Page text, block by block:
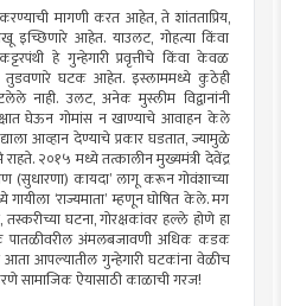
करण्याची मागणी करत आहेत, ते शांतताप्रिय,
इच्छिणारे आहेत. याउलट, गोहत्या किंवा
हे गुन्हेगारी प्रवृत्तीचे किंवा केवळ
तुडवणारे घटक आहेत. इस्लाममध्ये कुठेही
नाही. उलट, अनेक मुस्लीम विद्वानांनी
घेऊन गोमांस न खाण्याचे आवाहन केले
आव्हान देण्याचे प्रकार घडतात, ज्यामुळे
राहते. २०१५ मध्ये तत्कालीन मुख्यमंत्री देवेंद्र
(सुधारणा) कायदा’ लागू करून गोवंशाच्या
‘राज्यमाता’ म्हणून घोषित केले. मग
घटना, गोरक्षकांवर हल्ले होणे हा
पातळीवरील अंमलबजावणी अधिक कडक
आपल्यातील गुन्हेगारी घटकांना वेळीच
सामाजिक ऐयासाठी काळाची गरज!